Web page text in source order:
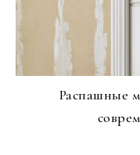
Распашные